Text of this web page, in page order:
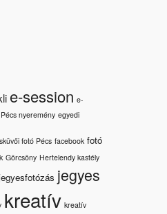
e-session e-
nyeremény egyedi
fotó Pécs facebook fotó
Görcsöny Hertelendy kastély
jegyes
kreatív kreatív